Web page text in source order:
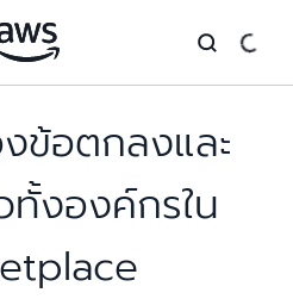
ข้อตกลงและ
ทั้งองค์กรใน